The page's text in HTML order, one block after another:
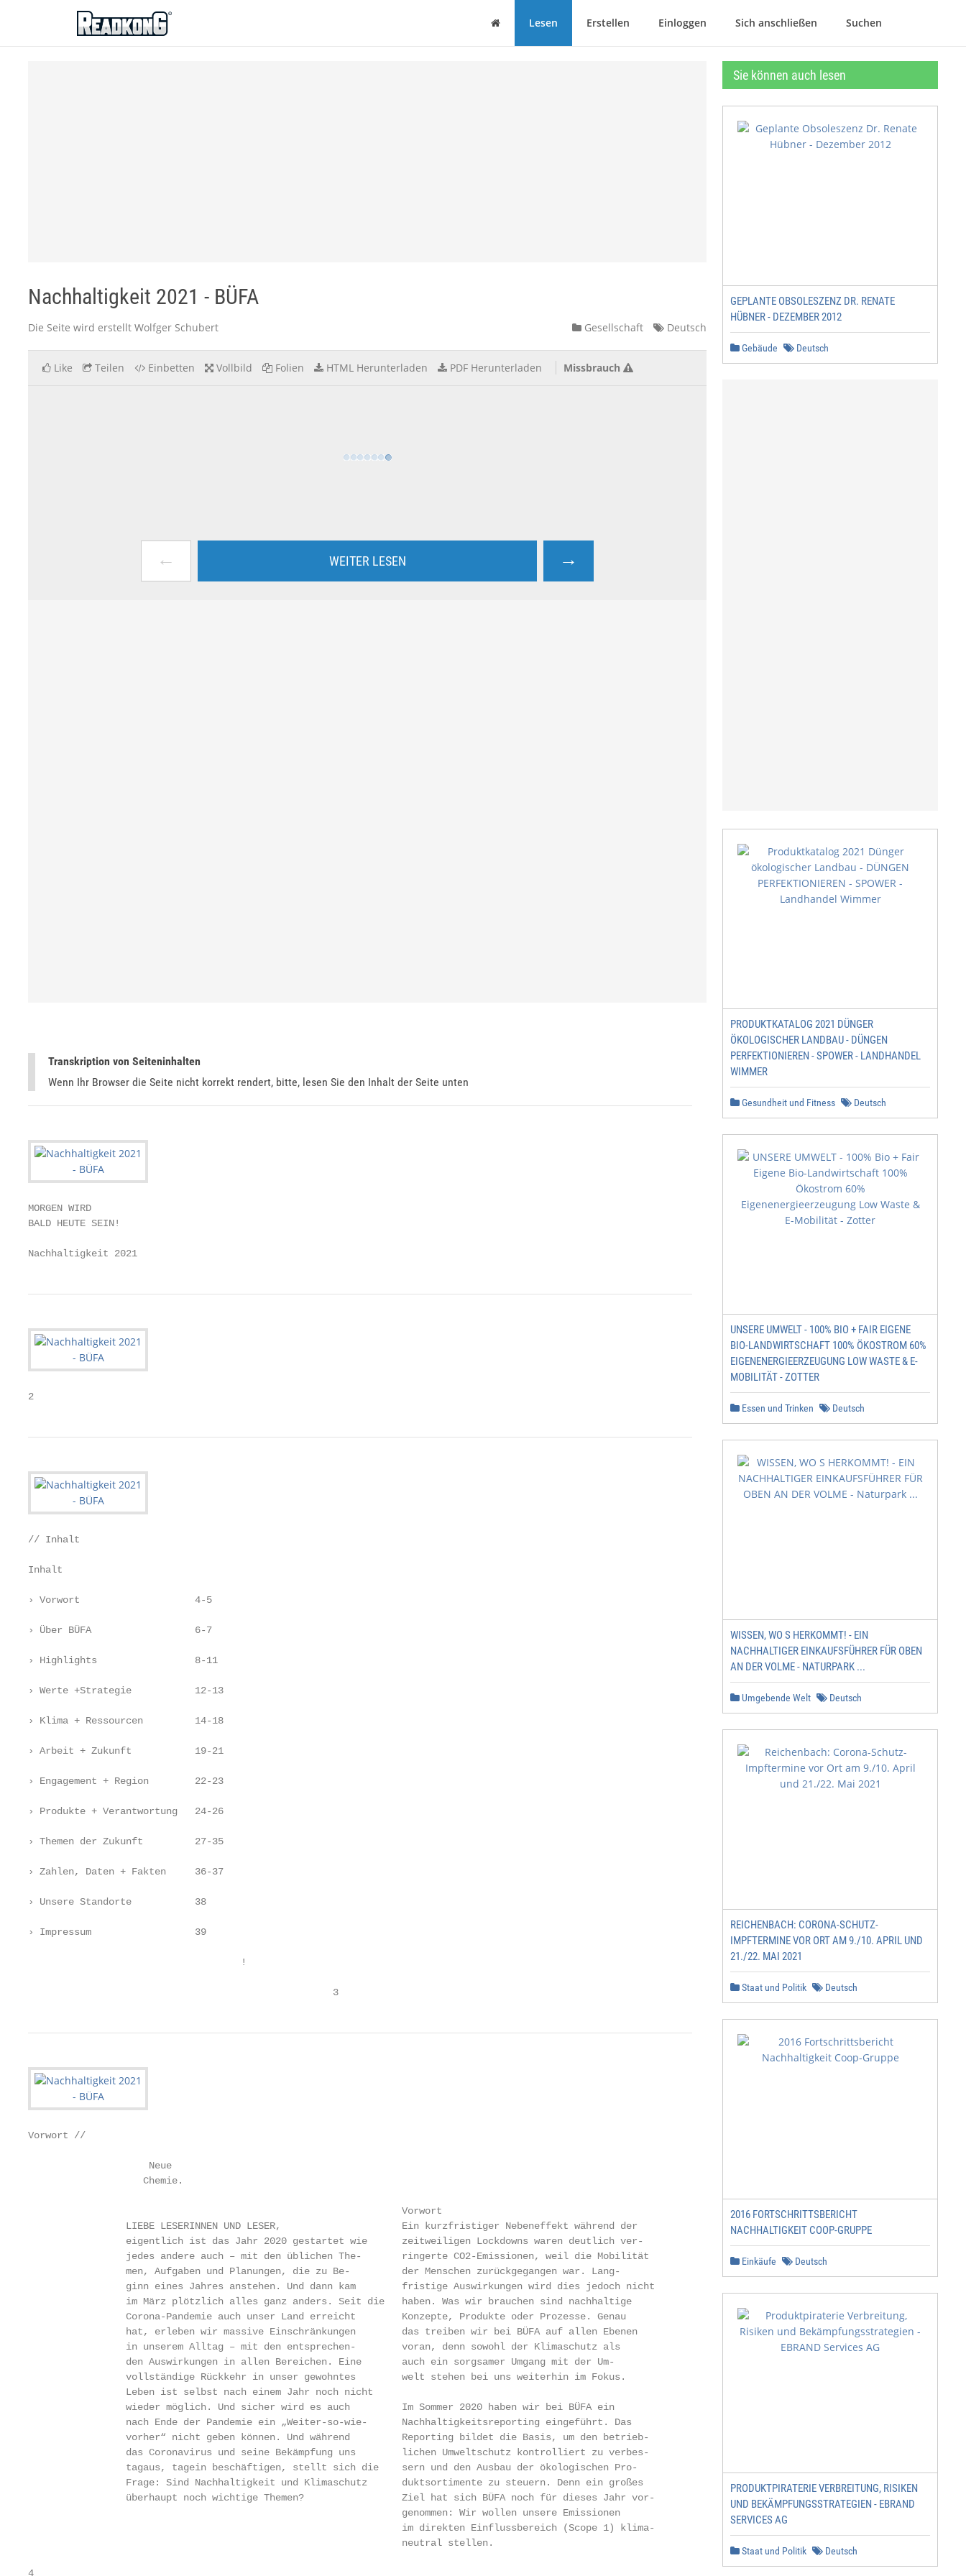
ReadkonG
Haus Lesen Erstellen Einloggen Sich anschließen Suchen
Nachhaltigkeit 2021 - BÜFA
Die Seite wird erstellt Wolfger Schubert Gesellschaft Deutsch
Like Teilen Einbetten Vollbild Folien HTML Herunterladen PDF Herunterladen Missbrauch
← WEITER LESEN →
Transkription von Seiteninhalten
Wenn Ihr Browser die Seite nicht korrekt rendert, bitte, lesen Sie den Inhalt der Seite unten
MORGEN WIRD
BALD HEUTE SEIN!
Nachhaltigkeit 2021
2
// Inhalt
Inhalt
› Vorwort                    4-5
› Über BÜFA                  6-7
› Highlights                 8-11
› Werte +Strategie           12-13
› Klima + Ressourcen         14-18
› Arbeit + Zukunft           19-21
› Engagement + Region        22-23
› Produkte + Verantwortung   24-26
› Themen der Zukunft         27-35
› Zahlen, Daten + Fakten     36-37
› Unsere Standorte           38
› Impressum                  39
                                     !
                                                     3
Vorwort //
                     Neue
                    Chemie.
                                                                 Vorwort
                 LIEBE LESERINNEN UND LESER,                     Ein kurzfristiger Nebeneffekt während der
                 eigentlich ist das Jahr 2020 gestartet wie      zeitweiligen Lockdowns waren deutlich ver-
                 jedes andere auch – mit den üblichen The-       ringerte CO2-Emissionen, weil die Mobilität
                 men, Aufgaben und Planungen, die zu Be-         der Menschen zurückgegangen war. Lang-
                 ginn eines Jahres anstehen. Und dann kam        fristige Auswirkungen wird dies jedoch nicht
                 im März plötzlich alles ganz anders. Seit die   haben. Was wir brauchen sind nachhaltige
                 Corona-Pandemie auch unser Land erreicht        Konzepte, Produkte oder Prozesse. Genau
                 hat, erleben wir massive Einschränkungen        das treiben wir bei BÜFA auf allen Ebenen
                 in unserem Alltag – mit den entsprechen-        voran, denn sowohl der Klimaschutz als
                 den Auswirkungen in allen Bereichen. Eine       auch ein sorgsamer Umgang mit der Um-
                 vollständige Rückkehr in unser gewohntes        welt stehen bei uns weiterhin im Fokus.
                 Leben ist selbst nach einem Jahr noch nicht
                 wieder möglich. Und sicher wird es auch         Im Sommer 2020 haben wir bei BÜFA ein
                 nach Ende der Pandemie ein „Weiter-so-wie-      Nachhaltigkeitsreporting eingeführt. Das
                 vorher“ nicht geben können. Und während         Reporting bildet die Basis, um den betrieb-
                 das Coronavirus und seine Bekämpfung uns        lichen Umweltschutz kontrolliert zu verbes-
                 tagaus, tagein beschäftigen, stellt sich die    sern und den Ausbau der ökologischen Pro-
                 Frage: Sind Nachhaltigkeit und Klimaschutz      duktsortimente zu steuern. Denn ein großes
                 überhaupt noch wichtige Themen?                 Ziel hat sich BÜFA noch für dieses Jahr vor-
                                                                 genommen: Wir wollen unsere Emissionen
                                                                 im direkten Einflussbereich (Scope 1) klima-
                                                                 neutral stellen.
4
Sie können auch lesen
GEPLANTE OBSOLESZENZ DR. RENATE
HÜBNER - DEZEMBER 2012
Gebäude Deutsch
PRODUKTKATALOG 2021 DÜNGER
ÖKOLOGISCHER LANDBAU - DÜNGEN
PERFEKTIONIEREN - SPOWER - LANDHANDEL
WIMMER
Gesundheit und Fitness Deutsch
UNSERE UMWELT - 100% BIO + FAIR EIGENE
BIO-LANDWIRTSCHAFT 100% ÖKOSTROM 60%
EIGENENERGIEERZEUGUNG LOW WASTE & E-
MOBILITÄT - ZOTTER
Essen und Trinken Deutsch
WISSEN, WO S HERKOMMT! - EIN
NACHHALTIGER EINKAUFSFÜHRER FÜR OBEN
AN DER VOLME - NATURPARK ...
Umgebende Welt Deutsch
REICHENBACH: CORONA-SCHUTZ-
IMPFTERMINE VOR ORT AM 9./10. APRIL UND
21./22. MAI 2021
Staat und Politik Deutsch
2016 FORTSCHRITTSBERICHT
NACHHALTIGKEIT COOP-GRUPPE
Einkäufe Deutsch
PRODUKTPIRATERIE VERBREITUNG, RISIKEN
UND BEKÄMPFUNGSSTRATEGIEN - EBRAND
SERVICES AG
Staat und Politik Deutsch